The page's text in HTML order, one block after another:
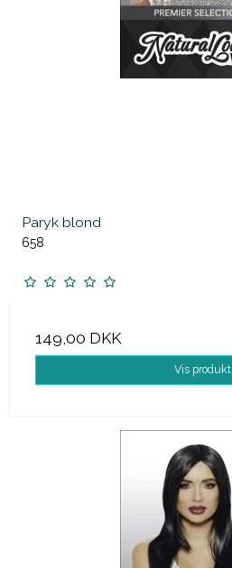
Paryk blond
658
149,00 DKK
Vis produkt